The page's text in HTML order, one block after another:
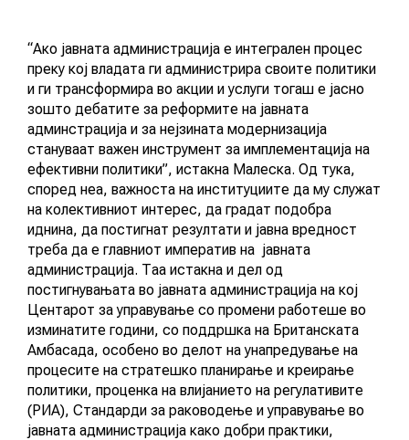
КОНТАКТ
ENG
“Ако јавната администрација е интегрален процес
преку кој владата ги администрира своите политики
и ги трансформира во акции и услуги тогаш е јасно
зошто дебатите за реформите на јавната
админстрација и за нејзината модернизација
стануваат важен инструмент за имплементација на
ефективни политики”, истакна Малеска. Од тука,
според неа, важноста на институциите да му служат
на колективниот интерес, да градат подобра
иднина, да постигнат резултати и јавна вредност
треба да е главниот императив на јавната
администрација. Таа истакна и дел од
постигнувањата во јавната администрација на кој
Центарот за управување со промени работеше во
изминатите години, со поддршка на Британската
Амбасада, особено во делот на унапредување на
процесите на стратешко планирање и креирање
политики, проценка на влијанието на регулативите
(РИА), Стандарди за раководење и управување во
јавната администрација како добри практики,